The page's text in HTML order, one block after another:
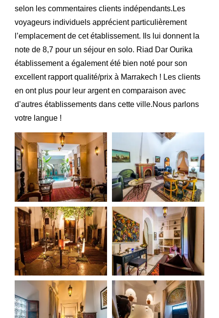
selon les commentaires clients indépendants.Les
voyageurs individuels apprécient particulièrement
l’emplacement de cet établissement. Ils lui donnent la
note de 8,7 pour un séjour en solo. Riad Dar Ourika
établissement a également été bien noté pour son
excellent rapport qualité/prix à Marrakech ! Les clients
en ont plus pour leur argent en comparaison avec
d’autres établissements dans cette ville.Nous parlons
votre langue !